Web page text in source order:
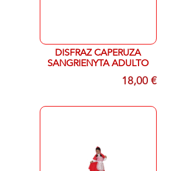
DISFRAZ CAPERUZA
SANGRIENYTA ADULTO
18,00 €